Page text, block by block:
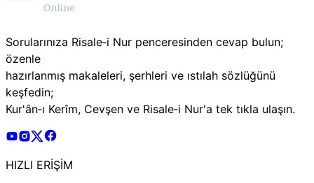
Sorularınıza Risale‑i Nur penceresinden cevap bulun;
özenle
hazırlanmış makaleleri, şerhleri ve ıstılah sözlüğünü
keşfedin;
Kur'ân‑ı Kerîm, Cevşen ve Risale‑i Nur'a tek tıkla ulaşın.
Risale Online Youtube Hesabı
Risale Online Instagram Hesabı
Risale Online X Hesabı
HIZLI ERİŞİM